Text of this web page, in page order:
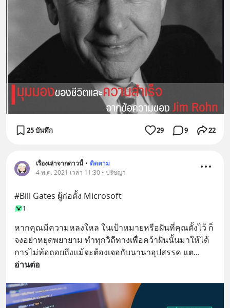
25 บันทึก 29 9 22
เรื่องเล่าจากดาวนี้ • ติดตาม
4 พ.ค. 2021 เวลา 11:30 • ปรัชญา
#Bill Gates ผู้ก่อตั้ง Microsoft
1
หากคุณมีความหลงใหล ในเป้าหมายหรือฝันที่คุณตั้งไว้ ก็
จงอย่าหยุดพยายาม ทำทุกวิถีทางเพื่อคว้าฝันนั้นมาให้ได้
การไม่ท้อถอยถึงแม้จะต้องเจอกับนานาอุปสรรค แต
อ่านต่อ